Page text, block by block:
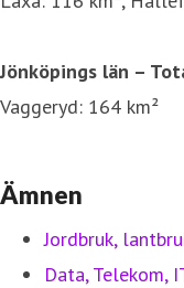
Jönköpings län –
Vaggeryd: 164 km²
Ämnen
Jordbruk,
Data, Telekom,